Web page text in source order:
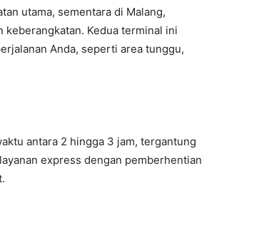
utama, sementara di Malang,
keberangkatan. Kedua terminal ini
Anda, seperti area tunggu,
antara 2 hingga 3 jam, tergantung
express dengan pemberhentian